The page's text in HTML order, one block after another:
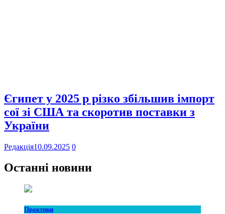
Єгипет у 2025 р різко збільшив імпорт
сої зі США та скоротив поставки з
України
Редакція10.09.2025 0
Останні новини
Практики